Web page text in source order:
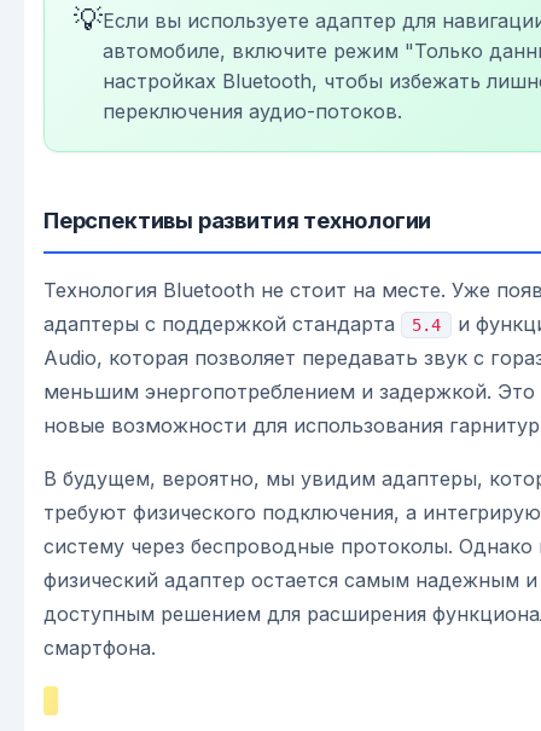
💡Если вы используете адаптер для
автомобиле, включите режим "Только
настройках Bluetooth, чтобы избежать
переключения аудио-потоков.
Перспективы развития технологии
Технология Bluetooth не стоит на месте. Уже
адаптеры с поддержкой стандарта
5.4
и
Audio, которая позволяет передавать звук с
меньшим энергопотреблением и задержкой. Это
новые возможности для использования
В будущем, вероятно, мы увидим адаптеры,
требуют физического подключения, а
систему через беспроводные протоколы. Однако
физический адаптер остается самым надежным и
доступным решением для расширения
смартфона.